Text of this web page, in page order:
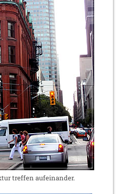
treffen aufeinander.